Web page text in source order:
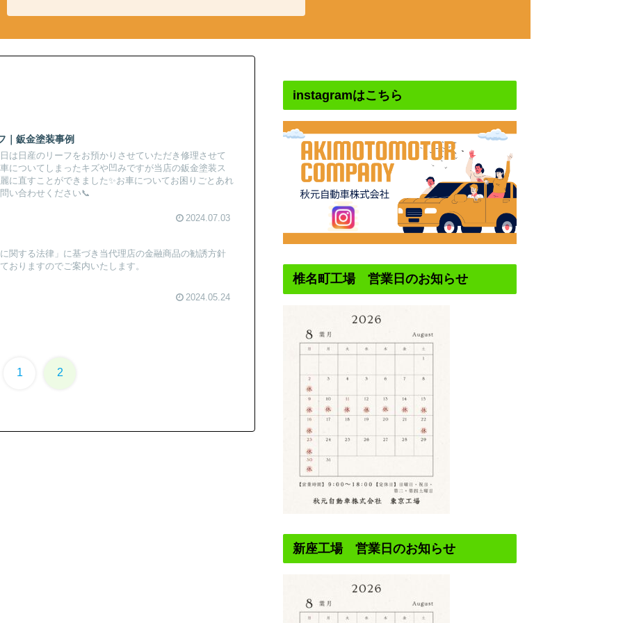
｜鈑金塗装事例
は日産のリーフをお預かりさせていただき修理させて
についてしまったキズや凹みですが当店の鈑金塗装ス
に直すことができました✨お車についてお困りごとあれ
い合わせください📞
2024.07.03
関する法律」に基づき当代理店の金融商品の勧誘方針
おりますのでご案内いたします。
2024.05.24
1 2
instagramはこちら
椎名町工場 営業日のお知らせ
新座工場 営業日のお知らせ